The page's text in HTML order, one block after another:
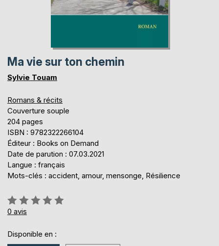
Ma vie sur ton chemin
Sylvie Touam
Romans & récits
Couverture souple
204 pages
ISBN : 9782322266104
Éditeur : Books on Demand
Date de parution : 07.03.2021
Langue : français
Mots-clés : accident, amour, mensonge, Résilience
Évaluation:
0%
0 avis
Disponible en :